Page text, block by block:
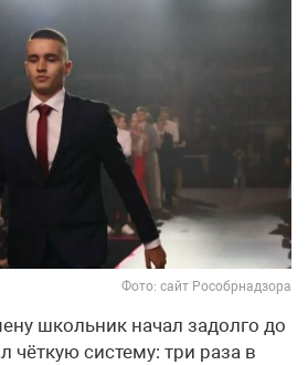
Фото: сайт Рособрнадзора
школьник начал задолго до
чёткую систему: три раза в